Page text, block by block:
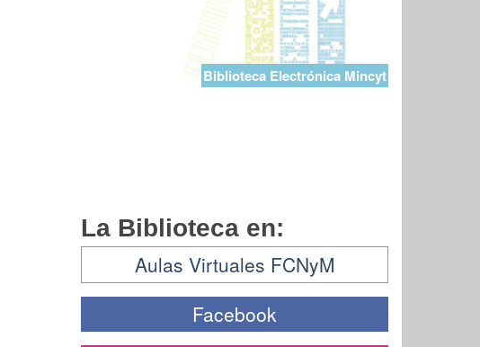
Biblioteca Electrónica Mincyt
La Biblioteca en:
Aulas Virtuales FCNyM
Facebook